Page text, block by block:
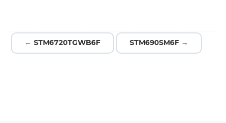
← STM6720TGWB6F STM690SM6F →